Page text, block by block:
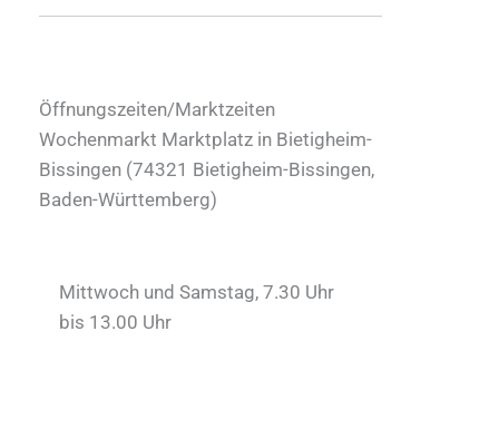
Öffnungszeiten/Marktzeiten
Wochenmarkt Marktplatz in Bietigheim-
Bissingen (74321 Bietigheim-Bissingen,
Baden-Württemberg)
Mittwoch und Samstag, 7.30 Uhr
bis 13.00 Uhr